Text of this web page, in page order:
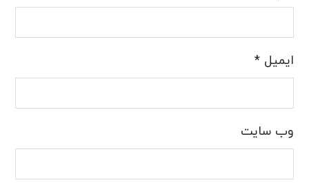
ایمیل*
وب‌ سایت